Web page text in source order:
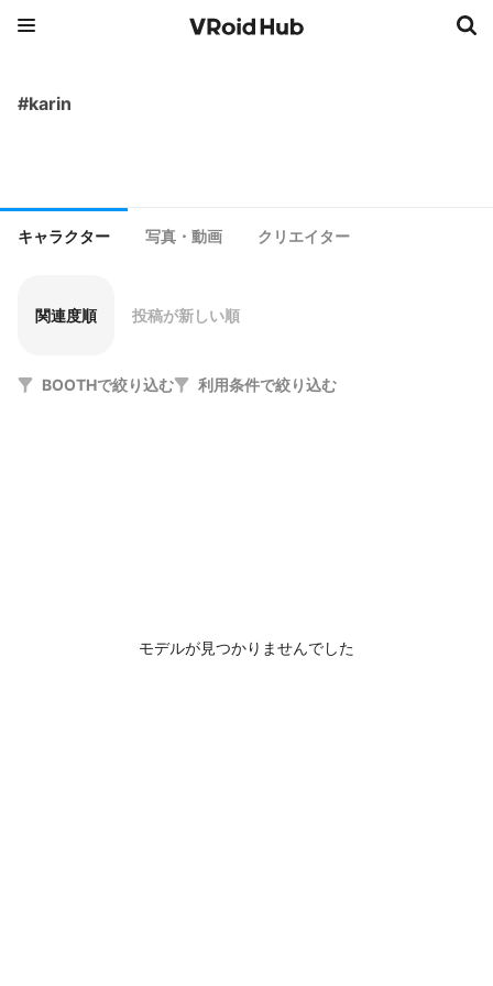
#karin
キャラクター 写真・動画 クリエイター
関連度順 投稿が新しい順
BOOTHで絞り込む 利用条件で絞り込む
モデルが見つかりませんでした